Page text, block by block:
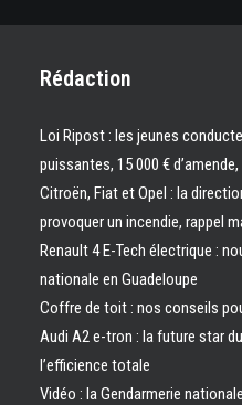
Rédaction
Loi Ripost : les jeunes
puissantes, 15 000 €
Citroën, Fiat et Opel : la
provoquer un incendie, rappel
Renault 4 E-Tech électrique :
nationale en Guadeloupe
Coffre de toit : nos conseils
Audi A2 e-tron : la future star
l’efficience totale
Vidéo : la Gendarmerie